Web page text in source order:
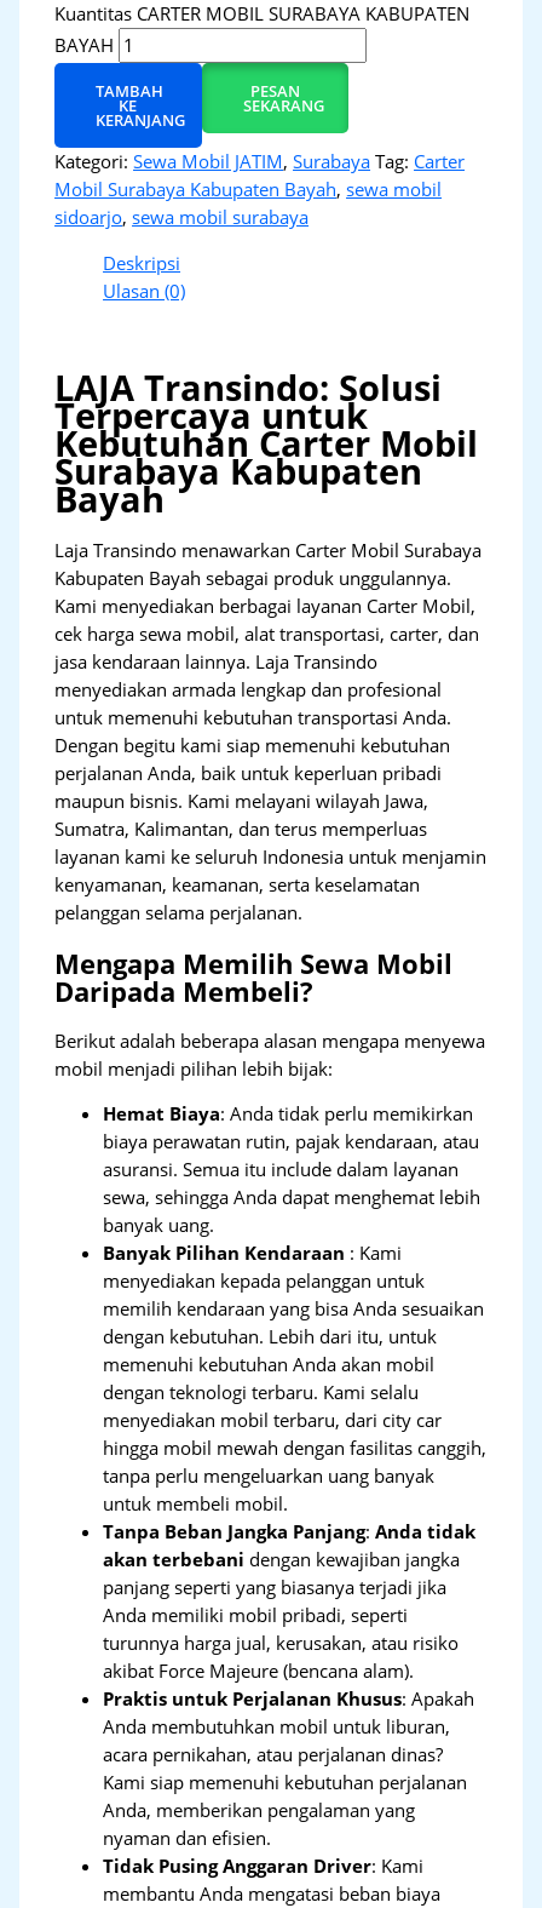
Kuantitas CARTER MOBIL SURABAYA KABUPATEN
BAYAH
TAMBAH
KE
KERANJANG
PESAN
SEKARANG
Kategori:Sewa Mobil JATIM,Surabaya Tag: Carter
Mobil Surabaya Kabupaten Bayah,sewa mobil
sidoarjo,sewa mobil surabaya
Deskripsi
Ulasan (0)
LAJA Transindo: Solusi
Terpercaya untuk
Kebutuhan Carter Mobil
Surabaya Kabupaten
Bayah
Laja Transindo menawarkan Carter Mobil Surabaya
Kabupaten Bayah sebagai produk unggulannya.
Kami menyediakan berbagai layanan Carter Mobil,
cek harga sewa mobil, alat transportasi, carter, dan
jasa kendaraan lainnya. Laja Transindo
menyediakan armada lengkap dan profesional
untuk memenuhi kebutuhan transportasi Anda.
Dengan begitu kami siap memenuhi kebutuhan
perjalanan Anda, baik untuk keperluan pribadi
maupun bisnis. Kami melayani wilayah Jawa,
Sumatra, Kalimantan, dan terus memperluas
layanan kami ke seluruh Indonesia untuk menjamin
kenyamanan, keamanan, serta keselamatan
pelanggan selama perjalanan.
Mengapa Memilih Sewa Mobil
Daripada Membeli?
Berikut adalah beberapa alasan mengapa menyewa
mobil menjadi pilihan lebih bijak:
Hemat Biaya: Anda tidak perlu memikirkan
biaya perawatan rutin, pajak kendaraan, atau
asuransi. Semua itu include dalam layanan
sewa, sehingga Anda dapat menghemat lebih
banyak uang.
Banyak Pilihan Kendaraan : Kami
menyediakan kepada pelanggan untuk
memilih kendaraan yang bisa Anda sesuaikan
dengan kebutuhan. Lebih dari itu, untuk
memenuhi kebutuhan Anda akan mobil
dengan teknologi terbaru. Kami selalu
menyediakan mobil terbaru, dari city car
hingga mobil mewah dengan fasilitas canggih,
tanpa perlu mengeluarkan uang banyak
untuk membeli mobil.
Tanpa Beban Jangka Panjang:Anda tidak
akan terbebani dengan kewajiban jangka
panjang seperti yang biasanya terjadi jika
Anda memiliki mobil pribadi, seperti
turunnya harga jual, kerusakan, atau risiko
akibat Force Majeure (bencana alam).
Praktis untuk Perjalanan Khusus: Apakah
Anda membutuhkan mobil untuk liburan,
acara pernikahan, atau perjalanan dinas?
Kami siap memenuhi kebutuhan perjalanan
Anda, memberikan pengalaman yang
nyaman dan efisien.
Tidak Pusing Anggaran Driver: Kami
membantu Anda mengatasi beban biaya